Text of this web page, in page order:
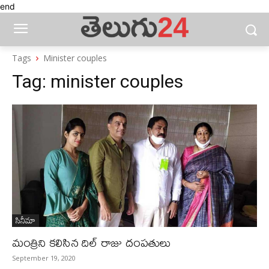
end
Tags Minister couples
Tag: minister couples
సినీమా
మంత్రిని కలిసిన దిల్ రాజు దంపతులు
September 19, 2020